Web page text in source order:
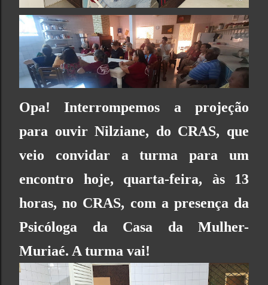
Opa! Interrompemos a projeção
para ouvir Nilziane, do CRAS, que
veio convidar a turma para um
encontro hoje, quarta-feira, às 13
horas, no CRAS, com a presença da
Psicóloga da Casa da Mulher-
Muriaé. A turma vai!